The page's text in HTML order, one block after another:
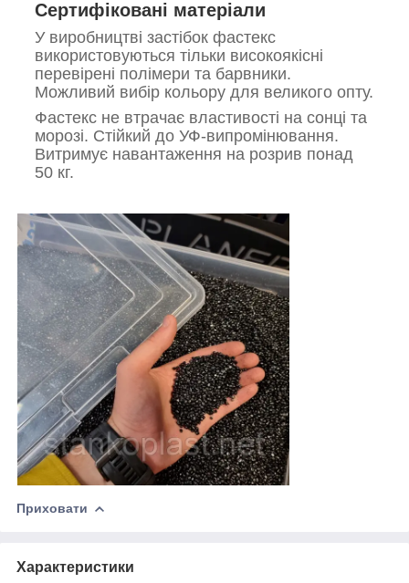
Сертифіковані матеріали
У виробництві застібок фастекс
використовуються тільки високоякісні
перевірені полімери та барвники.
Можливий вибір кольору для великого опту.
Фастекс не втрачає властивості на сонці та
морозі. Стійкий до УФ-випромінювання.
Витримує навантаження на розрив понад
50 кг.
Приховати
Характеристики